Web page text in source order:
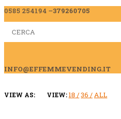
0585 254194 –379260705
for:
INFO@EFFEMMEVENDING.IT
VIEW AS: VIEW:18 36 ALL